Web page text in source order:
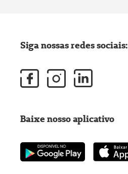
Siga nossas redes sociais:
Baixe nosso aplicativo